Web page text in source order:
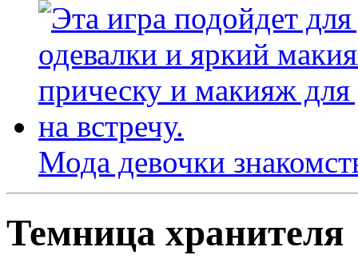
Мода девочки
Темница хранителя